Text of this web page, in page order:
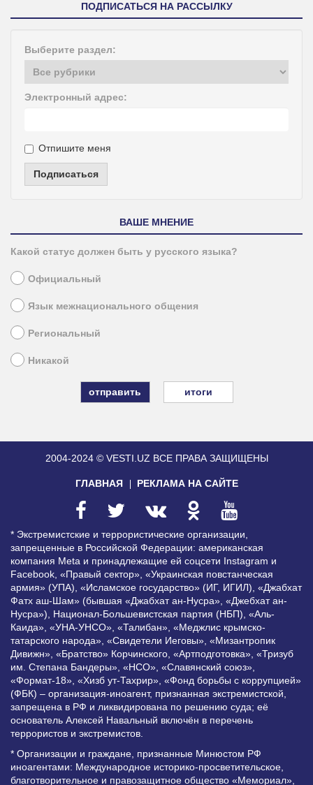
ПОДПИСАТЬСЯ НА РАССЫЛКУ
Выберите раздел:
Электронный адрес:
Отпишите меня
Подписаться
ВАШЕ МНЕНИЕ
Какой статус должен быть у русского языка?
Официальный
Язык межнационального общения
Региональный
Никакой
итоги
2004-2024 © VESTI.UZ ВСЕ ПРАВА ЗАЩИЩЕНЫ
ГЛАВНАЯ РЕКЛАМА НА САЙТЕ
* Экстремистские и террористические организации,
запрещенные в Российской Федерации: американская
компания Meta и принадлежащие ей соцсети Instagram и
Facebook, «Правый сектор», «Украинская повстанческая
армия» (УПА), «Исламское государство» (ИГ, ИГИЛ), «Джабхат
Фатх аш-Шам» (бывшая «Джабхат ан-Нусра», «Джебхат ан-
Нусра»), Национал-Большевистская партия (НБП), «Аль-
Каида», «УНА-УНСО», «Талибан», «Меджлис крымско-
татарского народа», «Свидетели Иеговы», «Мизантропик
Дивижн», «Братство» Корчинского, «Артподготовка», «Тризуб
им. Степана Бандеры», «НСО», «Славянский союз»,
«Формат-18», «Хизб ут-Тахрир», «Фонд борьбы с коррупцией»
(ФБК) – организация-иноагент, признанная экстремистской,
запрещена в РФ и ликвидирована по решению суда; её
основатель Алексей Навальный включён в перечень
террористов и экстремистов.
* Организации и граждане, признанные Минюстом РФ
иноагентами: Международное историко-просветительское,
благотворительное и правозащитное общество «Мемориал»,